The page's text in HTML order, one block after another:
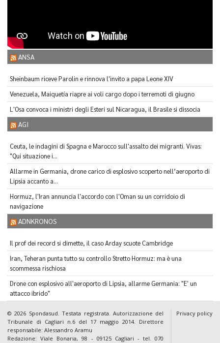
ANSA
Sheinbaum riceve Parolin e rinnova l'invito a papa Leone XIV
Venezuela, Maiquetía riapre ai voli cargo dopo i terremoti di giugno
L'Osa convoca i ministri degli Esteri sul Nicaragua, il Brasile si dissocia
AGI
Ceuta, le indagini di Spagna e Marocco sull'assalto dei migranti. Vivas:
"Qui situazione i...
Allarme in Germania, drone carico di esplosivo scoperto nell’aeroporto di
Lipsia accanto a...
Hormuz, l'Iran annuncia l'accordo con l'Oman su un corridoio di
navigazione
ADNKRONOS
Il prof dei record si dimette, il caso Arday scuote Cambridge
Iran, Teheran punta tutto su controllo Stretto Hormuz: ma è una
scommessa rischiosa
Drone con esplosivo all'aeroporto di Lipsia, allarme Germania: "E' un
attacco ibrido"
Privacy policy
© 2026 Spondasud. Testata registrata. Autorizzazione del
Tribunale di Cagliari n.6 del 17 maggio 2014. Direttore
responsabile: Alessandro Aramu
Redazione: Viale Bonaria, 98 - 09125 Cagliari - tel. 070